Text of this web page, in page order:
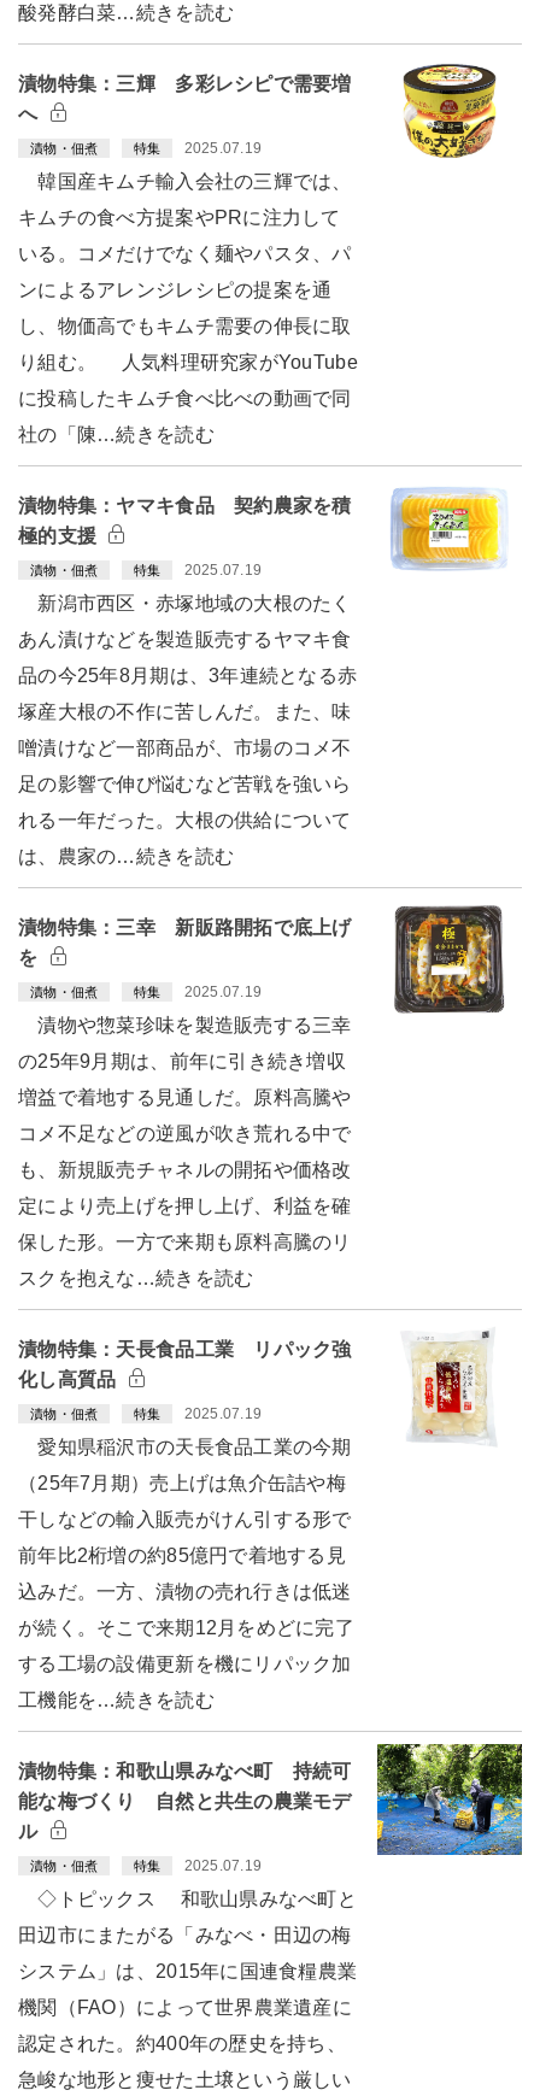
酸発酵白菜…続きを読む
漬物特集：三輝 多彩レシピで需要増
へ
漬物・佃煮 特集 2025.07.19
韓国産キムチ輸入会社の三輝では、
キムチの食べ方提案やPRに注力して
いる。コメだけでなく麺やパスタ、パ
ンによるアレンジレシピの提案を通
し、物価高でもキムチ需要の伸長に取
り組む。 人気料理研究家がYouTube
に投稿したキムチ食べ比べの動画で同
社の「陳…続きを読む
漬物特集：ヤマキ食品 契約農家を積
極的支援
漬物・佃煮 特集 2025.07.19
新潟市西区・赤塚地域の大根のたく
あん漬けなどを製造販売するヤマキ食
品の今25年8月期は、3年連続となる赤
塚産大根の不作に苦しんだ。また、味
噌漬けなど一部商品が、市場のコメ不
足の影響で伸び悩むなど苦戦を強いら
れる一年だった。大根の供給について
は、農家の…続きを読む
漬物特集：三幸 新販路開拓で底上げ
を
漬物・佃煮 特集 2025.07.19
漬物や惣菜珍味を製造販売する三幸
の25年9月期は、前年に引き続き増収
増益で着地する見通しだ。原料高騰や
コメ不足などの逆風が吹き荒れる中で
も、新規販売チャネルの開拓や価格改
定により売上げを押し上げ、利益を確
保した形。一方で来期も原料高騰のリ
スクを抱えな…続きを読む
漬物特集：天長食品工業 リパック強
化し高質品
漬物・佃煮 特集 2025.07.19
愛知県稲沢市の天長食品工業の今期
（25年7月期）売上げは魚介缶詰や梅
干しなどの輸入販売がけん引する形で
前年比2桁増の約85億円で着地する見
込みだ。一方、漬物の売れ行きは低迷
が続く。そこで来期12月をめどに完了
する工場の設備更新を機にリパック加
工機能を…続きを読む
漬物特集：和歌山県みなべ町 持続可
能な梅づくり 自然と共生の農業モデ
ル
漬物・佃煮 特集 2025.07.19
◇トピックス 和歌山県みなべ町と
田辺市にまたがる「みなべ・田辺の梅
システム」は、2015年に国連食糧農業
機関（FAO）によって世界農業遺産に
認定された。約400年の歴史を持ち、
急峻な地形と痩せた土壌という厳しい